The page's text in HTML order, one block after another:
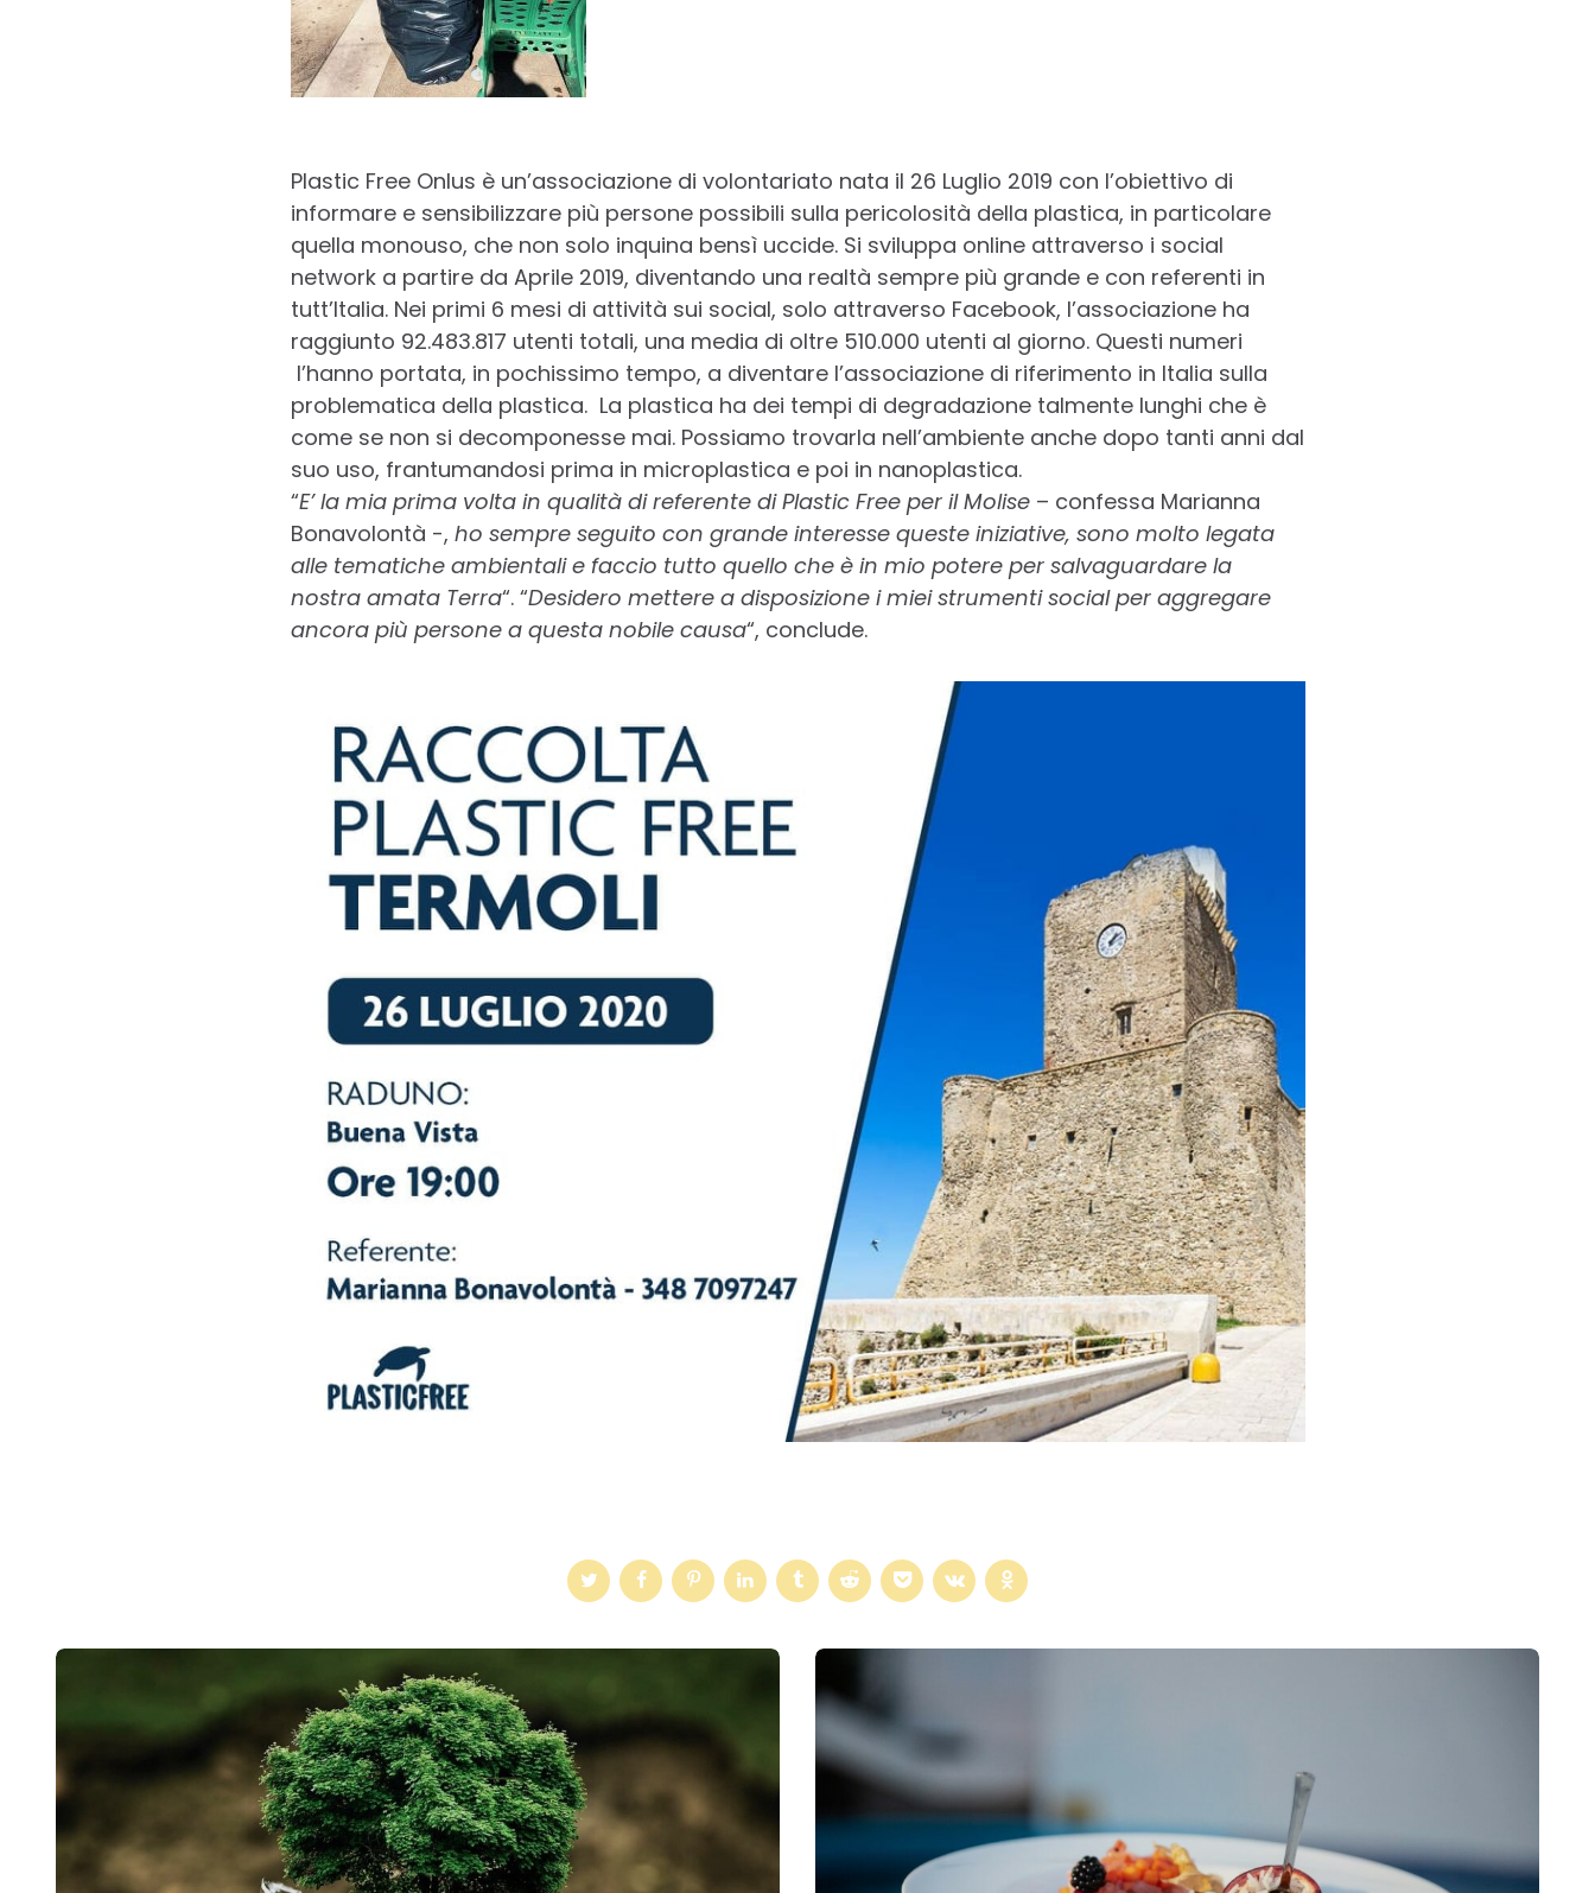
Plastic Free Onlus è un’associazione di volontariato nata il 26 Luglio 2019 con l’obiettivo di
informare e sensibilizzare più persone possibili sulla pericolosità della plastica, in particolare
quella monouso, che non solo inquina bensì uccide. Si sviluppa online attraverso i social
network a partire da Aprile 2019, diventando una realtà sempre più grande e con referenti in
tutt’Italia. Nei primi 6 mesi di attività sui social, solo attraverso Facebook, l’associazione ha
raggiunto 92.483.817 utenti totali, una media di oltre 510.000 utenti al giorno. Questi numeri
l’hanno portata, in pochissimo tempo, a diventare l’associazione di riferimento in Italia sulla
problematica della plastica. La plastica ha dei tempi di degradazione talmente lunghi che è
come se non si decomponesse mai. Possiamo trovarla nell’ambiente anche dopo tanti anni dal
suo uso, frantumandosi prima in microplastica e poi in nanoplastica.
“E’ la mia prima volta in qualità di referente di Plastic Free per il Molise– confessa Marianna
Bonavolontà -, ho sempre seguito con grande interesse queste iniziative, sono molto legata
alle tematiche ambientali e faccio tutto quello che è in mio potere per salvaguardare la
nostra amata Terra“. “Desidero mettere a disposizione i miei strumenti social per aggregare
ancora più persone a questa nobile causa“, conclude.
Post
navigation